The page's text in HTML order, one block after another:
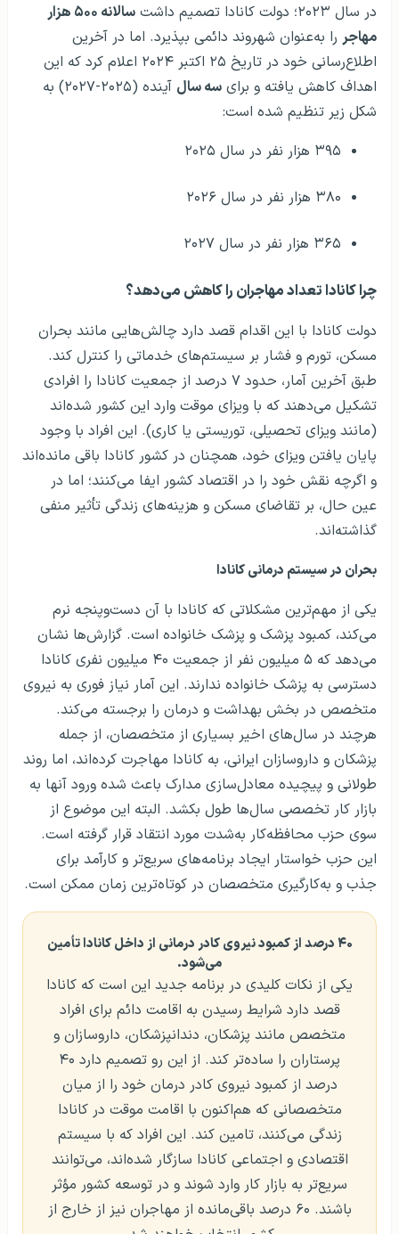
در سال ۲۰۲۳؛ دولت کانادا تصمیم داشت
سالانه ۵۰۰ هزار
مهاجر را به‌عنوان شهروند دائمی بپذیرد. اما در آخرین
اطلاع‌رسانی خود در تاریخ ۲۵ اکتبر ۲۰۲۴ اعلام کرد که این
اهداف کاهش یافته و برای سه سال
آینده (۲۰۲۵-۲۰۲۷) به
شکل زیر تنظیم شده است:
۳۹۵ هزار نفر در سال ۲۰۲۵
۳۸۰ هزار نفر در سال ۲۰۲۶
۳۶۵ هزار نفر در سال ۲۰۲۷
چرا کانادا تعداد مهاجران را کاهش می‌دهد؟
دولت کانادا با این اقدام قصد دارد چالش‌هایی مانند بحران
مسکن، تورم و فشار بر سیستم‌های خدماتی را کنترل کند.
طبق آخرین آمار، حدود ۷ درصد از جمعیت کانادا را افرادی
تشکیل می‌دهند که با ویزای موقت وارد این کشور شده‌اند
(مانند ویزای تحصیلی، توریستی یا کاری). این افراد با وجود
پایان یافتن ویزای خود، همچنان در کشور کانادا باقی مانده‌اند
و اگرچه نقش خود را در اقتصاد کشور ایفا می‌کنند؛ اما در
عین حال، بر تقاضای مسکن و هزینه‌های زندگی تأثیر منفی
گذاشته‌اند.
بحران در سیستم درمانی کانادا
یکی از مهم‌ترین مشکلاتی که کانادا با آن دست‌و‌پنجه نرم
می‌کند، کمبود پزشک و پزشک خانواده است. گزارش‌ها نشان
می‌دهد که ۵ میلیون نفر از جمعیت ۴۰ میلیون نفری کانادا
دسترسی به پزشک خانواده ندارند. این آمار نیاز فوری به نیروی
متخصص در بخش بهداشت و درمان را برجسته می‌کند.
هرچند در سال‌های اخیر بسیاری از متخصصان، از جمله
پزشکان و داروسازان ایرانی، به کانادا مهاجرت کرده‌اند، اما روند
طولانی و پیچیده معادل‌سازی مدارک باعث شده ورود آنها به
بازار کار تخصصی سال‌ها طول بکشد. البته این موضوع از
سوی حزب محافظه‌کار به‌شدت مورد انتقاد قرار گرفته است.
این حزب خواستار ایجاد برنامه‌های سریع‌تر و کارآمد برای
جذب و به‌کارگیری متخصصان در کوتاه‌ترین زمان ممکن است.
۴۰ درصد از کمبود نیروی کادر درمانی از داخل کانادا تأمین
می‌شود.
یکی از نکات کلیدی در برنامه جدید این است که کانادا
قصد دارد شرایط رسیدن به اقامت دائم برای افراد
متخصص مانند پزشکان، دندانپزشکان، داروسازان و
پرستاران را ساده‌تر کند. از این رو تصمیم دارد ۴۰
درصد از کمبود نیروی کادر درمان خود را از میان
متخصصانی که هم‌اکنون با اقامت موقت در کانادا
زندگی می‌کنند، تامین کند. این افراد که با سیستم
اقتصادی و اجتماعی کانادا سازگار شده‌اند، می‌توانند
سریع‌تر به بازار کار وارد شوند و در توسعه کشور مؤثر
باشند. ۶۰ درصد باقی‌مانده از مهاجران نیز از خارج از